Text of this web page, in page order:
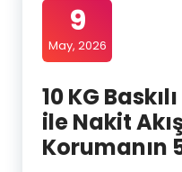
9
May, 2026
10 KG
ile Nakit
Korumanın